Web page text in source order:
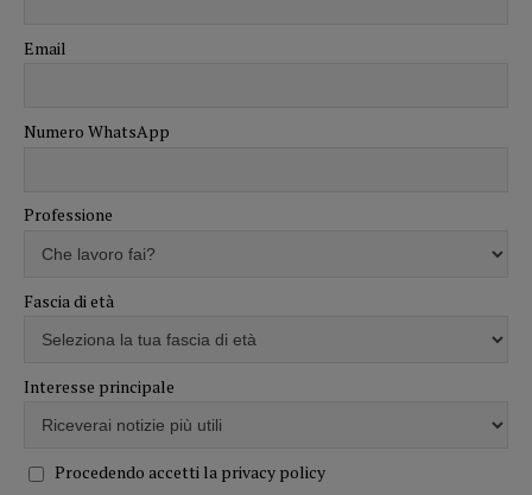
Email
Numero WhatsApp
Professione
Fascia di età
Interesse principale
Procedendo accetti la privacy policy